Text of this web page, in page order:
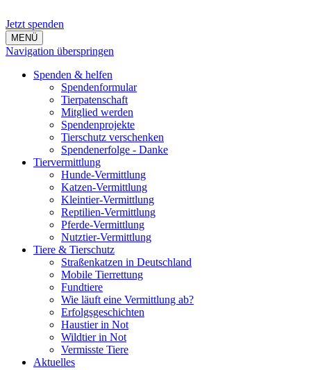
Jetzt spenden
MENÜ
Navigation überspringen
Spenden & helfen
Spendenformular
Tierpatenschaft
Mitglied werden
Spendenprojekte
Tierschutz verschenken
Spendenerfolge - Danke
Tiervermittlung
Hunde-Vermittlung
Katzen-Vermittlung
Kleintier-Vermittlung
Reptilien-Vermittlung
Pferde-Vermittlung
Nutztier-Vermittlung
Tiere & Tierschutz
Straßenkatzen in Deutschland
Mobile Tierrettung
Fundtiere
Wie läuft eine Vermittlung ab?
Erfolgsgeschichten
Haustier in Not
Wildtier in Not
Vermisste Tiere
Aktuelles